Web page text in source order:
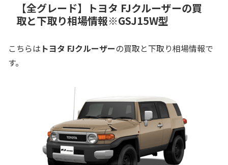
【全グレード】トヨタ FJクルーザーの買
取と下取り相場情報※GSJ15W型
こちらは トヨタ FJクルーザーの買取と下取り相場情報で
す。